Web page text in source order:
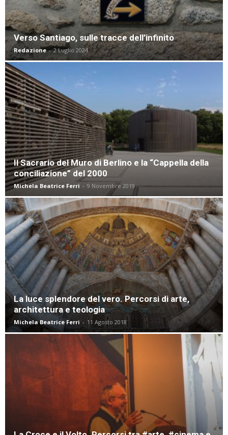
Verso Santiago, sulle tracce dell’infinito
Redazione - 2 Luglio 2024
Il Sacrario del Muro di Berlino e la “Cappella della
conciliazione” del 2000
Michela Beatrice Ferri - 9 Novembre 2019
La luce splendore del vero. Percorsi di arte,
architettura e teologia
Michela Beatrice Ferri - 11 Agosto 2018